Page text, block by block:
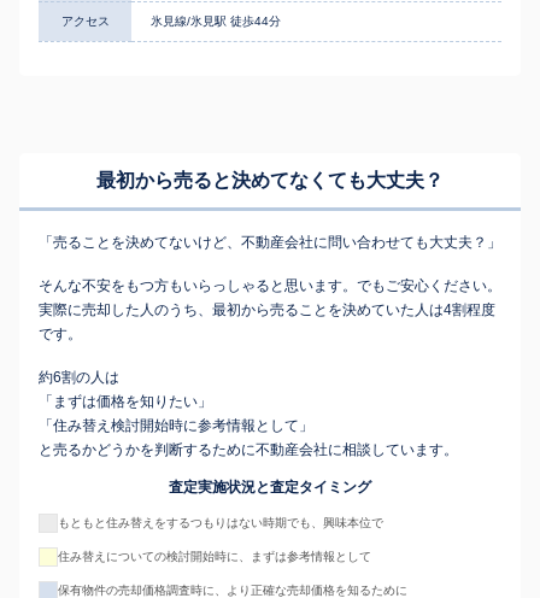
アクセス 氷見線/氷見駅 徒歩44分
最初から売ると決めてなくても大丈夫？
「売ることを決めてないけど、不動産会社に問い合わせても大丈夫？」
そんな不安をもつ方もいらっしゃると思います。でもご安心ください。
実際に売却した人のうち、最初から売ることを決めていた人は4割程度
です。
約6割の人は
「まずは価格を知りたい」
「住み替え検討開始時に参考情報として」
と売るかどうかを判断するために不動産会社に相談しています。
査定実施状況と査定タイミング
もともと住み替えをするつもりはない時期でも、興味本位で
住み替えについての検討開始時に、まずは参考情報として
保有物件の売却価格調査時に、より正確な売却価格を知るために